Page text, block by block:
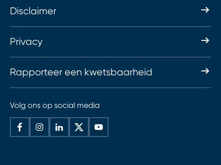
Disclaimer
Privacy
Rapporteer een kwetsbaarheid
Volg ons op social media